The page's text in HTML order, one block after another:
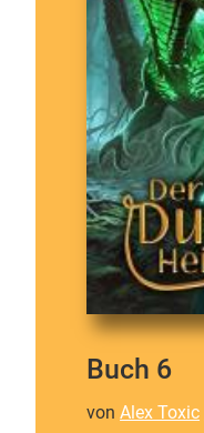
Buch 6
von Alex Toxic